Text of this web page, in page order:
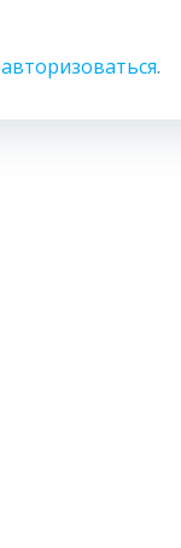
авторизоваться.